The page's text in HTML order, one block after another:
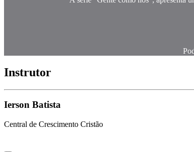
Instrutor
Ierson Batista
Central de Crescimento Cristão